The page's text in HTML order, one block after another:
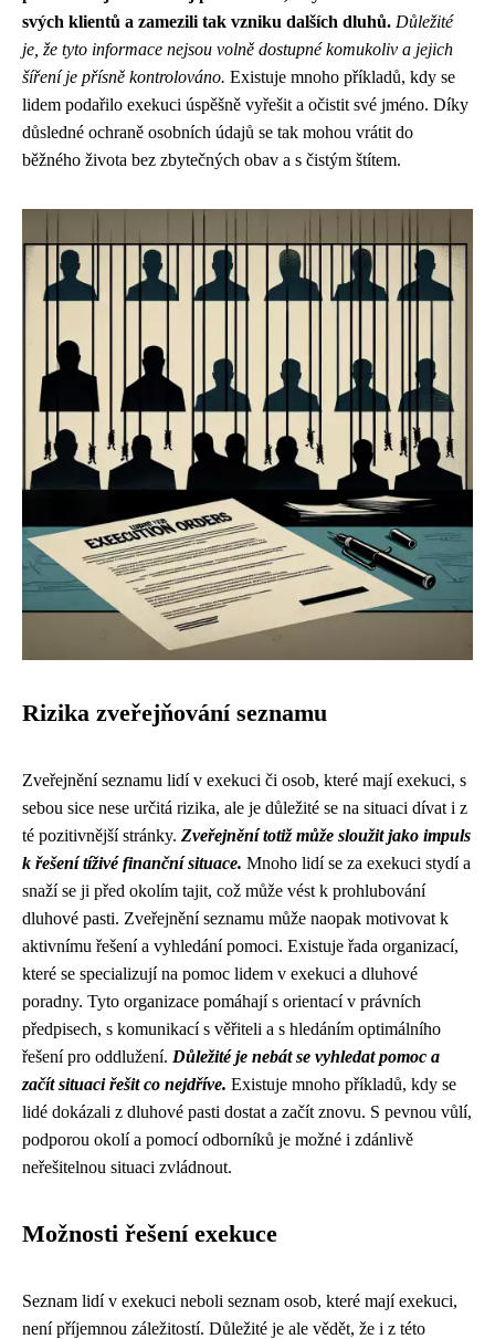
svých klientů a zamezili tak vzniku dalších dluhů. Důležité
je, že tyto informace nejsou volně dostupné komukoliv a jejich
šíření je přísně kontrolováno. Existuje mnoho příkladů, kdy se
lidem podařilo exekuci úspěšně vyřešit a očistit své jméno. Díky
důsledné ochraně osobních údajů se tak mohou vrátit do
běžného života bez zbytečných obav a s čistým štítem.
Rizika zveřejňování seznamu
Zveřejnění seznamu lidí v exekuci či osob, které mají exekuci, s
sebou sice nese určitá rizika, ale je důležité se na situaci dívat i z
té pozitivnější stránky. Zveřejnění totiž může sloužit jako impuls
k řešení tíživé finanční situace. Mnoho lidí se za exekuci stydí a
snaží se ji před okolím tajit, což může vést k prohlubování
dluhové pasti. Zveřejnění seznamu může naopak motivovat k
aktivnímu řešení a vyhledání pomoci. Existuje řada organizací,
které se specializují na pomoc lidem v exekuci a dluhové
poradny. Tyto organizace pomáhají s orientací v právních
předpisech, s komunikací s věřiteli a s hledáním optimálního
řešení pro oddlužení. Důležité je nebát se vyhledat pomoc a
začít situaci řešit co nejdříve. Existuje mnoho příkladů, kdy se
lidé dokázali z dluhové pasti dostat a začít znovu. S pevnou vůlí,
podporou okolí a pomocí odborníků je možné i zdánlivě
neřešitelnou situaci zvládnout.
Možnosti řešení exekuce
Seznam lidí v exekuci neboli seznam osob, které mají exekuci,
není příjemnou záležitostí. Důležité je ale vědět, že i z této